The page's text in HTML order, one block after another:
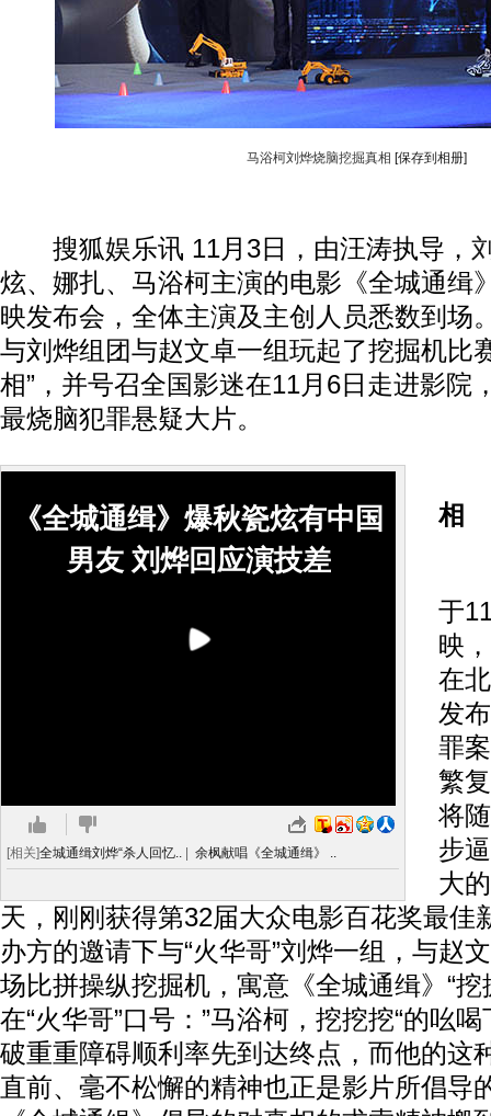
马浴柯刘烨烧脑挖掘真相 [保存到相册]
搜狐娱乐讯 11月3日，由汪涛执导，
炫、娜扎、马浴柯主演的电影《全城通缉
映发布会，全体主演及主创人员悉数到场
与刘烨组团与赵文卓一组玩起了挖掘机比
相”，并号召全国影迷在11月6日走进影院
最烧脑犯罪悬疑大片。
《全城通缉》爆秋瓷炫有中国
男友 刘烨回应演技差
[相关]全城通缉刘烨“杀人回忆.. 余枫献唱《全城通缉》 ..
相
于
映
在
发
罪
繁
将
步
大
天，刚刚获得第32届大众电影百花奖最佳
办方的邀请下与“火华哥”刘烨一组，与赵
场比拼操纵挖掘机，寓意《全城通缉》“挖
在“火华哥”口号：”马浴柯，挖挖挖“的吆
破重重障碍顺利率先到达终点，而他的这
直前、毫不松懈的精神也正是影片所倡导